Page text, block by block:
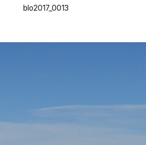
blo2017_0013